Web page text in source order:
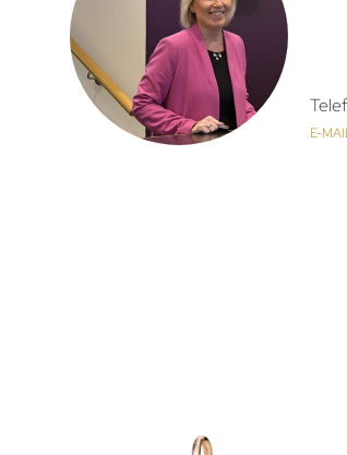
E-